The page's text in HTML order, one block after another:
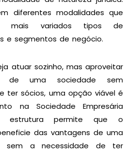
diferentes modalidades que
mais variados tipos de
e segmentos de negócio.
atuar sozinho, mas aproveitar
de uma sociedade sem
ter sócios, uma opção viável é
na Sociedade Empresária
estrutura permite que o
das vantagens de uma
sem a necessidade de ter